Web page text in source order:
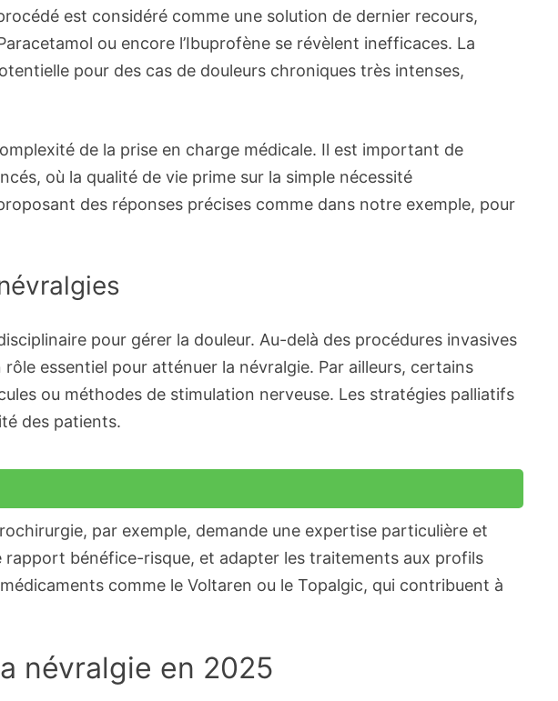
est considéré comme une solution de dernier recours,
ou encore l’Ibuprofène se révèlent inefficaces. La
pour des cas de douleurs chroniques très intenses,
de la prise en charge médicale. Il est important de
où la qualité de vie prime sur la simple nécessité
des réponses précises comme dans notre exemple, pour
pour gérer la douleur. Au-delà des procédures invasives
essentiel pour atténuer la névralgie. Par ailleurs, certains
ou méthodes de stimulation nerveuse. Les stratégies palliatifs
des patients.
par exemple, demande une expertise particulière et
bénéfice-risque, et adapter les traitements aux profils
comme le Voltaren ou le Topalgic, qui contribuent à
névralgie en 2025